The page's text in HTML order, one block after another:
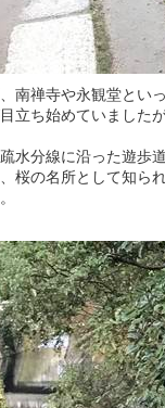
南禅寺や永観堂とい
立ち始めていました
水分線に沿った遊歩
桜の名所として知ら